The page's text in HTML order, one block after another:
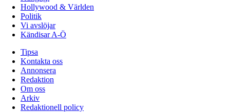
Hollywood & Världen
Politik
Vi avslöjar
Kändisar A-Ö
Tipsa
Kontakta oss
Annonsera
Redaktion
Om oss
Arkiv
Redaktionell policy